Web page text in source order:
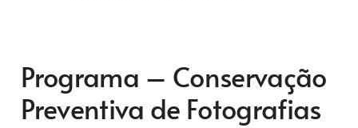
Programa – Conservação
Preventiva de Fotografias